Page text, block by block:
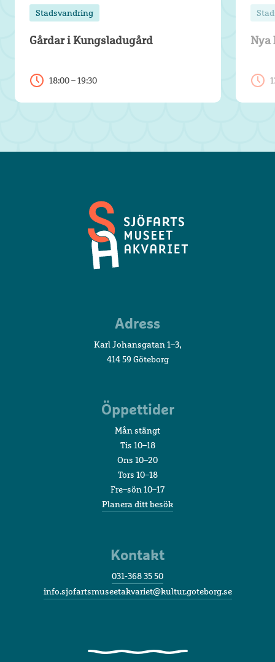
Stadsvandring
Gårdar i Kungsladugård
18:00 – 19:30
Nya
AkvarietAdress
Karl Johansgatan 1–3,
414 59 Göteborg
Öppettider
Mån stängt
Tis 10–18
Ons 10–20
Tors 10–18
Fre–sön 10–17
Planera ditt besök
Kontakt
031-368 35 50
info.sjofartsmuseetakvariet@kultur.goteborg.se